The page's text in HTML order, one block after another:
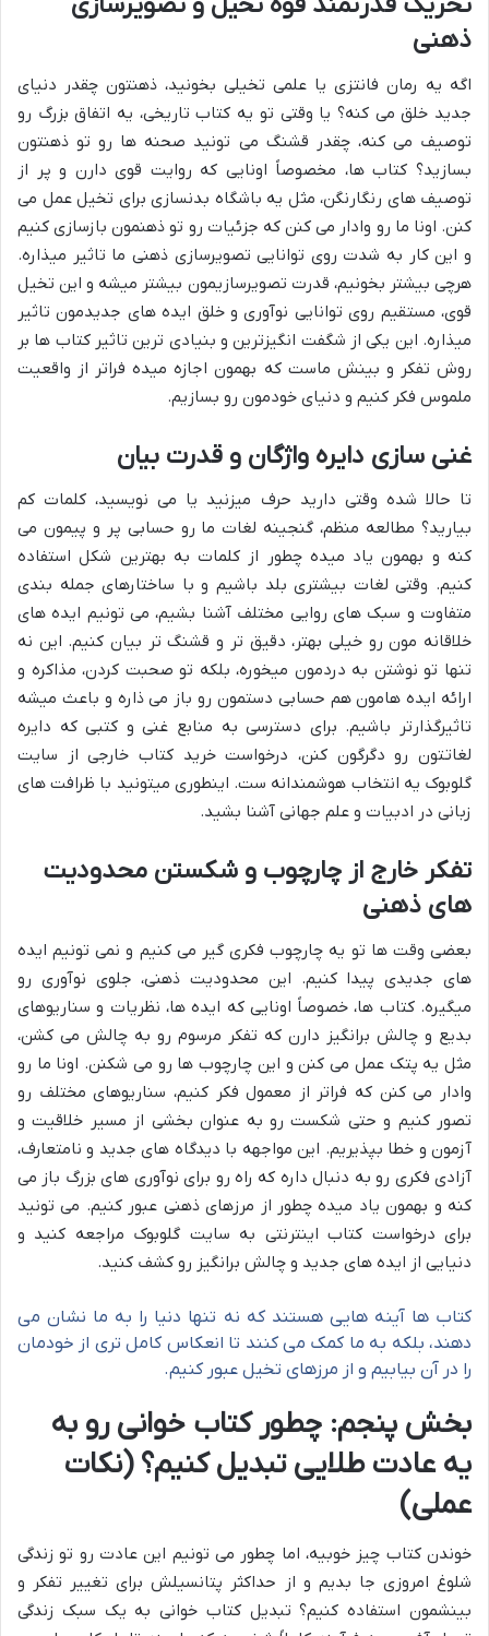
ذهنی
اگه یه رمان فانتزی یا علمی تخیلی بخونید، ذهنتون چقدر دنیای
جدید خلق می کنه؟ یا وقتی تو یه کتاب تاریخی، یه اتفاق بزرگ رو
توصیف می کنه، چقدر قشنگ می تونید صحنه ها رو تو ذهنتون
بسازید؟ کتاب ها، مخصوصاً اونایی که روایت قوی دارن و پر از
توصیف های رنگارنگن، مثل یه باشگاه بدنسازی برای تخیل عمل می
کنن. اونا ما رو وادار می کنن که جزئیات رو تو ذهنمون بازسازی کنیم
و این کار به شدت روی توانایی تصویرسازی ذهنی ما تاثیر میذاره.
هرچی بیشتر بخونیم، قدرت تصویرسازیمون بیشتر میشه و این تخیل
قوی، مستقیم روی توانایی نوآوری و خلق ایده های جدیدمون تاثیر
میذاره. این یکی از شگفت انگیزترین و بنیادی ترین تاثیر کتاب ها بر
روش تفکر و بینش ماست که بهمون اجازه میده فراتر از واقعیت
ملموس فکر کنیم و دنیای خودمون رو بسازیم.
غنی سازی دایره واژگان و قدرت بیان
تا حالا شده وقتی دارید حرف میزنید یا می نویسید، کلمات کم
بیارید؟ مطالعه منظم، گنجینه لغات ما رو حسابی پر و پیمون می
کنه و بهمون یاد میده چطور از کلمات به بهترین شکل استفاده
کنیم. وقتی لغات بیشتری بلد باشیم و با ساختارهای جمله بندی
متفاوت و سبک های روایی مختلف آشنا بشیم، می تونیم ایده های
خلاقانه مون رو خیلی بهتر، دقیق تر و قشنگ تر بیان کنیم. این نه
تنها تو نوشتن به دردمون میخوره، بلکه تو صحبت کردن، مذاکره و
ارائه ایده هامون هم حسابی دستمون رو باز می ذاره و باعث میشه
تاثیرگذارتر باشیم. برای دسترسی به منابع غنی و کتبی که دایره
لغاتتون رو دگرگون کنن، درخواست خرید کتاب خارجی از سایت
گلوبوک یه انتخاب هوشمندانه ست. اینطوری میتونید با ظرافت های
زبانی در ادبیات و علم جهانی آشنا بشید.
تفکر خارج از چارچوب و شکستن محدودیت
های ذهنی
بعضی وقت ها تو یه چارچوب فکری گیر می کنیم و نمی تونیم ایده
های جدیدی پیدا کنیم. این محدودیت ذهنی، جلوی نوآوری رو
میگیره. کتاب ها، خصوصاً اونایی که ایده ها، نظریات و سناریوهای
بدیع و چالش برانگیز دارن که تفکر مرسوم رو به چالش می کشن،
مثل یه پتک عمل می کنن و این چارچوب ها رو می شکنن. اونا ما رو
وادار می کنن که فراتر از معمول فکر کنیم، سناریوهای مختلف رو
تصور کنیم و حتی شکست رو به عنوان بخشی از مسیر خلاقیت و
آزمون و خطا بپذیریم. این مواجهه با دیدگاه های جدید و نامتعارف،
آزادی فکری رو به دنبال داره که راه رو برای نوآوری های بزرگ باز می
کنه و بهمون یاد میده چطور از مرزهای ذهنی عبور کنیم. می تونید
برای درخواست کتاب اینترنتی به سایت گلوبوک مراجعه کنید و
دنیایی از ایده های جدید و چالش برانگیز رو کشف کنید.
کتاب ها آینه هایی هستند که نه تنها دنیا را به ما نشان می
دهند، بلکه به ما کمک می کنند تا انعکاس کامل تری از خودمان
را در آن بیابیم و از مرزهای تخیل عبور کنیم.
بخش پنجم: چطور کتاب خوانی رو به
یه عادت طلایی تبدیل کنیم؟ (نکات
عملی)
خوندن کتاب چیز خوبیه، اما چطور می تونیم این عادت رو تو زندگی
شلوغ امروزی جا بدیم و از حداکثر پتانسیلش برای تغییر تفکر و
بینشمون استفاده کنیم؟ تبدیل کتاب خوانی به یک سبک زندگی